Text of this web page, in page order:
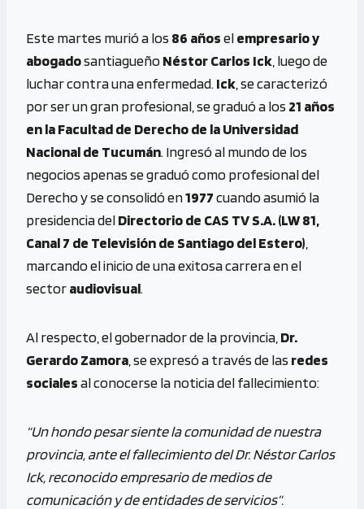
p
Este martes murió a los 86 añoselempresario y
abogadosantiagueñoNéstor Carlos Ick , luego de
luchar contra una enfermedad. Ick , se caracterizó
por ser un gran profesional, se graduó a los 21 años
en la Facultad de Derecho de la Universidad
Nacional de Tucumán. Ingresó al mundo de los
negocios apenas se graduó como profesional del
Derecho y se consolidó en1977cuando asumió la
presidencia delDirectorio de CAS TV S.A. (LW 81,
Canal 7 de Televisión de Santiago del Estero)
marcando el inicio de una exitosa carrera en el
sectoraudiovisual.
Al respecto, el gobernador de la provincia, Dr.
Gerardo Zamora , se expresó a través de las redes
socialesal conocerse la noticia del fallecimiento:
“Un hondo pesar siente la comunidad de nuestra
provincia, ante el fallecimiento del Dr. Néstor Carlos
Ick, reconocido empresario de medios de
comunicación y de entidades de servicios”.